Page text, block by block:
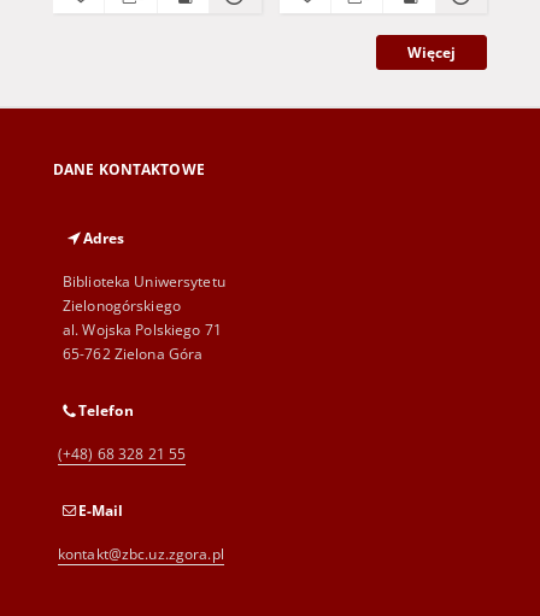
Więcej
DANE KONTAKTOWE
Adres
Biblioteka Uniwersytetu
Zielonogórskiego
al. Wojska Polskiego 71
65-762 Zielona Góra
Telefon
(+48) 68 328 21 55
E-Mail
kontakt@zbc.uz.zgora.pl